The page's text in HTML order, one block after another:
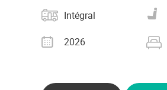
Catégorie
Intégral
grise
Année2026